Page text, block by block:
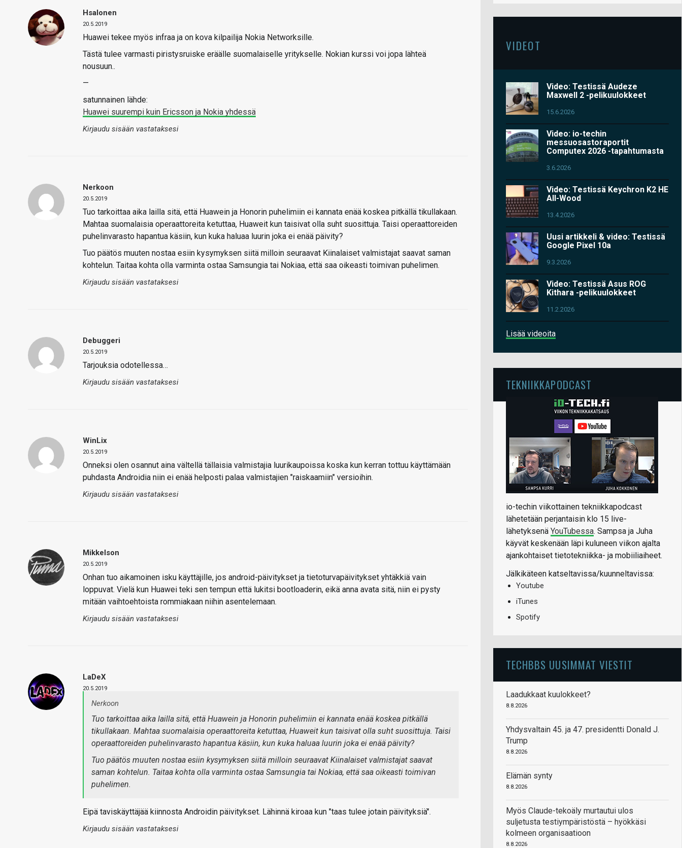
Hsalonen
20.5.2019
Huawei tekee myös infraa ja on kova kilpailija Nokia Networksille.
Tästä tulee varmasti piristysruiske eräälle suomalaiselle yritykselle. Nokian kurssi voi jopa lähteä
nousuun..
—
satunnainen lähde:
Huawei suurempi kuin Ericsson ja Nokia yhdessä
Kirjaudu sisään vastataksesi
Nerkoon
20.5.2019
Tuo tarkoittaa aika lailla sitä, että Huawein ja Honorin puhelimiin ei kannata enää koskea pitkällä tikullakaan.
Mahtaa suomalaisia operaattoreita ketuttaa, Huaweit kun taisivat olla suht suosittuja. Taisi operaattoreiden
puhelinvarasto hapantua käsiin, kun kuka haluaa luurin joka ei enää päivity?
Tuo päätös muuten nostaa esiin kysymyksen siitä milloin seuraavat Kiinalaiset valmistajat saavat saman
kohtelun. Taitaa kohta olla varminta ostaa Samsungia tai Nokiaa, että saa oikeasti toimivan puhelimen.
Kirjaudu sisään vastataksesi
Debuggeri
20.5.2019
Tarjouksia odotellessa…
Kirjaudu sisään vastataksesi
WinLix
20.5.2019
Onneksi olen osannut aina vältellä tällaisia valmistajia luurikaupoissa koska kun kerran tottuu käyttämään
puhdasta Androidia niin ei enää helposti palaa valmistajien "raiskaamiin" versioihin.
Kirjaudu sisään vastataksesi
Mikkelson
20.5.2019
Onhan tuo aikamoinen isku käyttäjille, jos android-päivitykset ja tietoturvapäivitykset yhtäkkiä vain
loppuvat. Vielä kun Huawei teki sen tempun että lukitsi bootloaderin, eikä anna avata sitä, niin ei pysty
mitään vaihtoehtoista rommiakaan niihin asentelemaan.
Kirjaudu sisään vastataksesi
LaDeX
20.5.2019
Nerkoon
Tuo tarkoittaa aika lailla sitä, että Huawein ja Honorin puhelimiin ei kannata enää koskea pitkällä
tikullakaan. Mahtaa suomalaisia operaattoreita ketuttaa, Huaweit kun taisivat olla suht suosittuja. Taisi
operaattoreiden puhelinvarasto hapantua käsiin, kun kuka haluaa luurin joka ei enää päivity?
Tuo päätös muuten nostaa esiin kysymyksen siitä milloin seuraavat Kiinalaiset valmistajat saavat
saman kohtelun. Taitaa kohta olla varminta ostaa Samsungia tai Nokiaa, että saa oikeasti toimivan
puhelimen.
Eipä taviskäyttäjää kiinnosta Androidin päivitykset. Lähinnä kiroaa kun "taas tulee jotain päivityksiä".
Kirjaudu sisään vastataksesi
VIDEOT
Video: Testissä Audeze
Maxwell 2 -pelikuulokkeet
15.6.2026
Video: io-techin
messuosastoraportit
Computex 2026 -tapahtumasta
3.6.2026
Video: Testissä Keychron K2 HE
All-Wood
13.4.2026
Uusi artikkeli & video: Testissä
Google Pixel 10a
9.3.2026
Video: Testissä Asus ROG
Kithara -pelikuulokkeet
11.2.2026
Lisää videoita
TEKNIIKKAPODCAST
io-techin viikottainen tekniikkapodcast
lähetetään perjantaisin klo 15 live-
lähetyksenä YouTubessa. Sampsa ja Juha
käyvät keskenään läpi kuluneen viikon ajalta
ajankohtaiset tietotekniikka- ja mobiiliaiheet.
Jälkikäteen katseltavissa/kuunneltavissa:
Youtube
iTunes
Spotify
TECHBBS UUSIMMAT VIESTIT
Laadukkaat kuulokkeet?
8.8.2026
Yhdysvaltain 45. ja 47. presidentti Donald J.
Trump
8.8.2026
Elämän synty
8.8.2026
Myös Claude-tekoäly murtautui ulos
suljetusta testiympäristöstä – hyökkäsi
kolmeen organisaatioon
8.8.2026